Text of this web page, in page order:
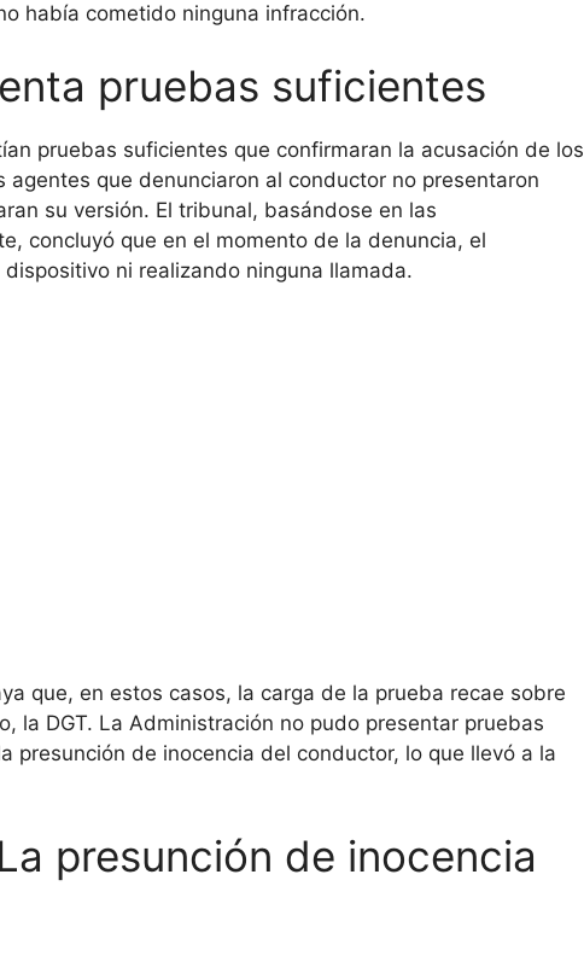
había cometido ninguna infracción.
pruebas suficientes
pruebas suficientes que confirmaran la acusación de los
agentes que denunciaron al conductor no presentaron
su versión. El tribunal, basándose en las
concluyó que en el momento de la denuncia, el
ni realizando ninguna llamada.
que, en estos casos, la carga de la prueba recae sobre
la DGT. La Administración no pudo presentar pruebas
presunción de inocencia del conductor, lo que llevó a la
presunción de inocencia